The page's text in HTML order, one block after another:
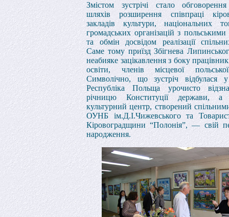
Змістом зустрічі стало
шляхів розширення співпраці
закладів культури, національних
громадських організацій з
та обмін досвідом реалізації
Саме тому приїзд Збігнева
неабияке зацікавлення з боку
освіти, членів місцевої
Символічно, що зустріч відбулася
Республіка Польща урочисто
річницю Конституції держави, а
культурний центр, створений
ОУНБ ім.Д.І.Чижевського та
Кіровоградщини “Полонія”, — свій
народження.